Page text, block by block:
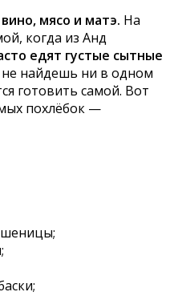
мясо и матэ. На
когда из Анд
едят густые сытные
не найдешь ни в одном
готовить самой. Вот
похлёбок —